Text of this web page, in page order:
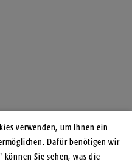
verwenden, um Ihnen ein
Dafür benötigen wir
können Sie sehen, was die